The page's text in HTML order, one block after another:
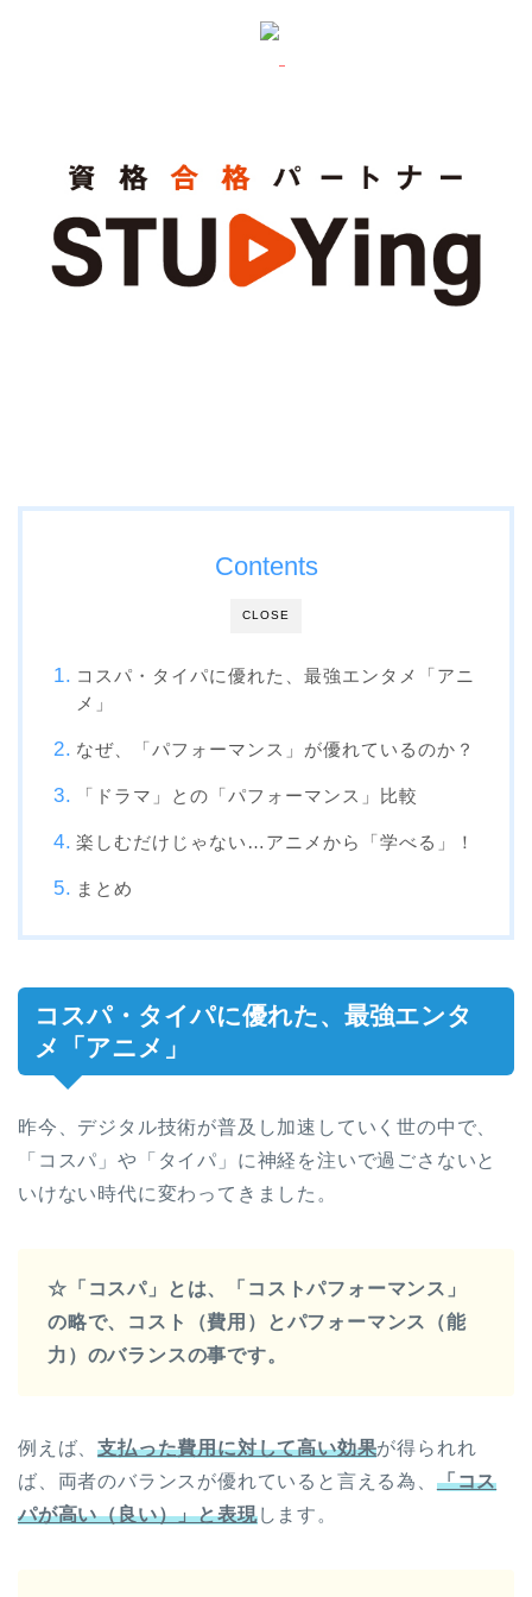
CLOSE
Contents
コスパ・タイパに優れた、最強エンタメ「アニ
メ」
なぜ、「パフォーマンス」が優れているのか？
「ドラマ」との「パフォーマンス」比較
楽しむだけじゃない…アニメから「学べる」！
まとめ
コスパ・タイパに優れた、最強エンタ
メ「アニメ」
昨今、デジタル技術が普及し加速していく世の中で、
「コスパ」や「タイパ」に神経を注いで過ごさないと
いけない時代に変わってきました。
☆「コスパ」とは、「コストパフォーマンス」
の略で、コスト（費用）とパフォーマンス（能
力）のバランスの事です。
例えば、支払った費用に対して高い効果が得られれ
ば、両者のバランスが優れていると言える為、 「コス
パが高い（良い）」と表現します。